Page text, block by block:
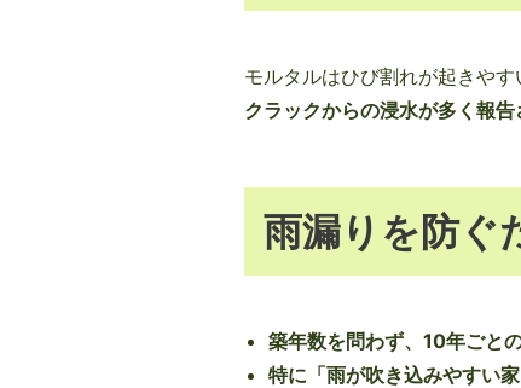
モルタルはひび割れが起きやす
クラックからの浸水が多く報告
雨漏りを防ぐ
築年数を問わず、10年ごと
特に「雨が吹き込みやすい